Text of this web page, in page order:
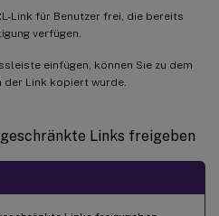
Link für Benutzer frei, die bereits
verfügen.
einfügen, können Sie zu dem
der Link kopiert wurde.
Links freigeben